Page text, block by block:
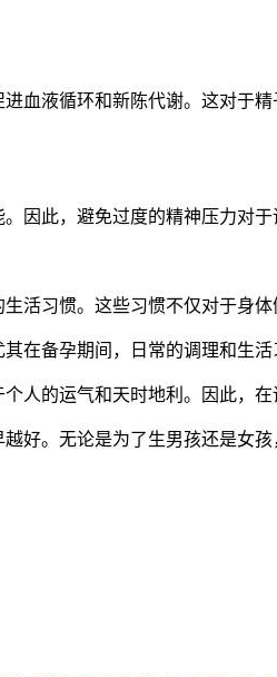
液循环和新陈代谢。这对于
此，避免过度的精神压力对于
习惯。这些习惯不仅对于身体
备孕期间，日常的调理和生活
的运气和天时地利。因此，在
。无论是为了生男孩还是女